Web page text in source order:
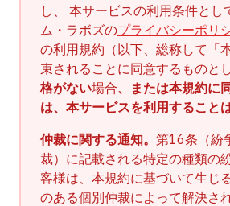
し、 本サービスの利用条件とし
ム・ラボズのプライバシーポリ
の利用規約（以下、総称して「
束されることに同意するものとし
格がない場合、または本規約に
は、本サービスを利用すること
仲裁に関する通知。 第16条（紛
裁）に記載される特定の種類の
客様は、本規約に基づいて生じ
のある個別仲裁によって解決さ